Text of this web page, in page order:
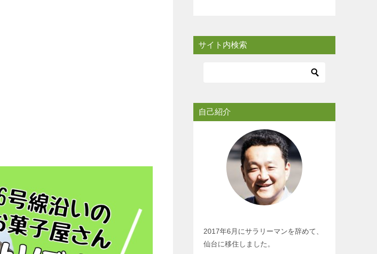
サイト内検索
自己紹介
2017年6月にサラリーマンを辞めて、
仙台に移住しました。